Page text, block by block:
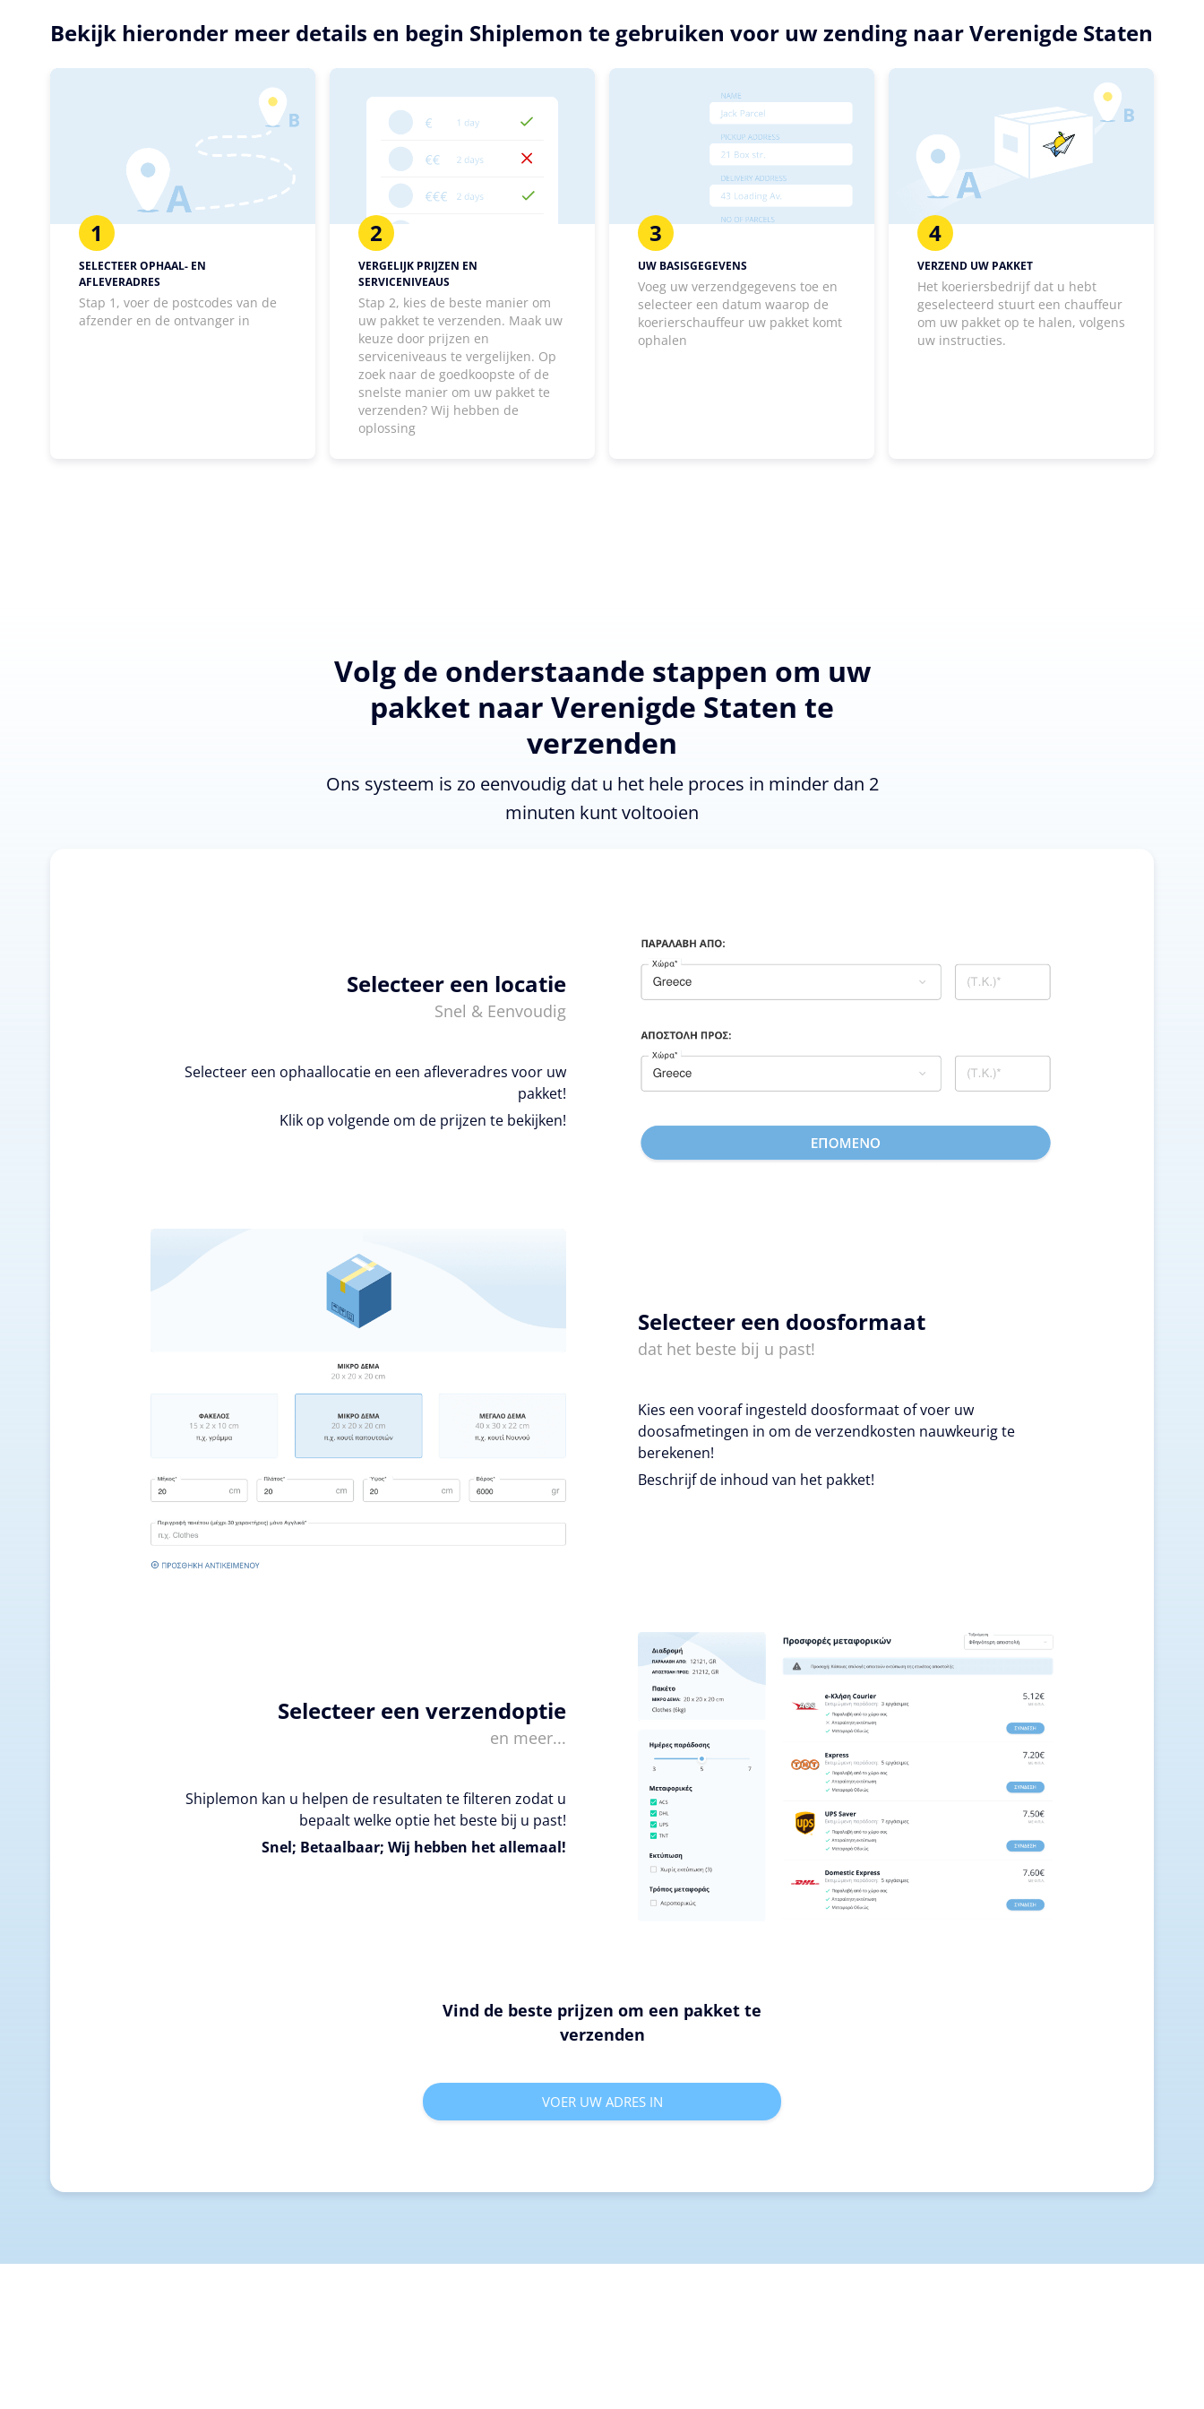
Bekijk hieronder meer details en begin Shiplemon te gebruiken voor uw zending naar Verenigde Staten
1
SELECTEER OPHAAL- EN
AFLEVERADRES
Stap 1, voer de postcodes van de
afzender en de ontvanger in
2
VERGELIJK PRIJZEN EN
SERVICENIVEAUS
Stap 2, kies de beste manier om
uw pakket te verzenden. Maak uw
keuze door prijzen en
serviceniveaus te vergelijken. Op
zoek naar de goedkoopste of de
snelste manier om uw pakket te
verzenden? Wij hebben de
oplossing
3
UW BASISGEGEVENS
Voeg uw verzendgegevens toe en
selecteer een datum waarop de
koerierschauffeur uw pakket komt
ophalen
4
VERZEND UW PAKKET
Het koeriersbedrijf dat u hebt
geselecteerd stuurt een chauffeur
om uw pakket op te halen, volgens
uw instructies.
Volg de onderstaande stappen om uw
pakket naar Verenigde Staten te
verzenden
Ons systeem is zo eenvoudig dat u het hele proces in minder dan 2
minuten kunt voltooien
Selecteer een locatie
Snel & Eenvoudig
Selecteer een ophaallocatie en een afleveradres voor uw
pakket!
Klik op volgende om de prijzen te bekijken!
Selecteer een doosformaat
dat het beste bij u past!
Kies een vooraf ingesteld doosformaat of voer uw
doosafmetingen in om de verzendkosten nauwkeurig te
berekenen!
Beschrijf de inhoud van het pakket!
Selecteer een verzendoptie
en meer...
Shiplemon kan u helpen de resultaten te filteren zodat u
bepaalt welke optie het beste bij u past!
Snel; Betaalbaar; Wij hebben het allemaal!
Vind de beste prijzen om een pakket te
verzenden
VOER UW ADRES IN